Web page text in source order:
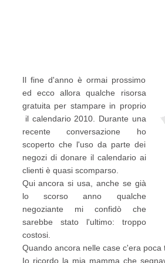
Il fine d'anno è ormai prossimo
ed ecco allora qualche risorsa
gratuita per stampare in proprio
il calendario 2010. Durante una
recente conversazione ho
scoperto che l'uso da parte dei
negozi di donare il calendario ai
clienti è quasi scomparso.
Qui ancora si usa, anche se già
lo scorso anno qualche
negoziante mi confidò che
sarebbe stato l'ultimo: troppo
costosi.
Quando ancora nelle case c'era poca
Io ricordo la mia mamma che